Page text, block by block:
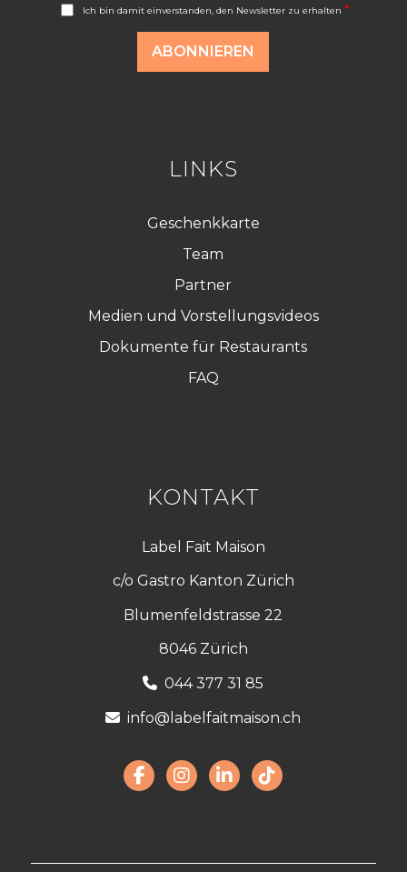
Ich bin damit einverstanden, den Newsletter zu erhalten *
ABONNIEREN
LINKS
Geschenkkarte
Team
Partner
Medien und Vorstellungsvideos
Dokumente für Restaurants
FAQ
KONTAKT
Label Fait Maison
c/o Gastro Kanton Zürich
Blumenfeldstrasse 22
8046 Zürich
044 377 31 85
info@labelfaitmaison.ch